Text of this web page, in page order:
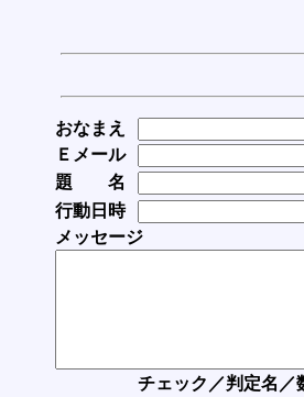
おなまえ
Ｅメール
題 名
行動日時
メッセージ
チェック／判定名／